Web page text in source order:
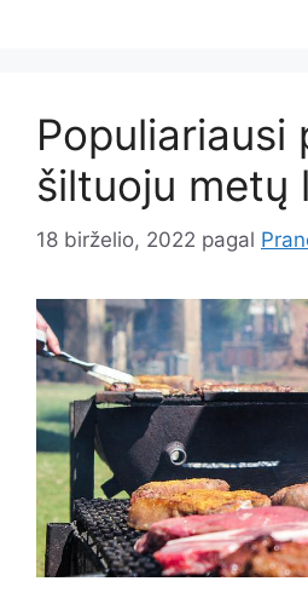
Populiariausi
šiltuoju metų
18 birželio, 2022 pagal